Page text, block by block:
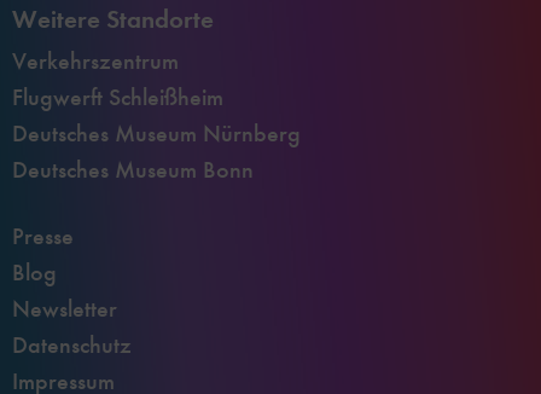
Weitere Standorte
Verkehrszentrum
Flugwerft Schleißheim
Deutsches Museum Nürnberg
Deutsches Museum Bonn
Presse
Blog
Newsletter
Datenschutz
Impressum